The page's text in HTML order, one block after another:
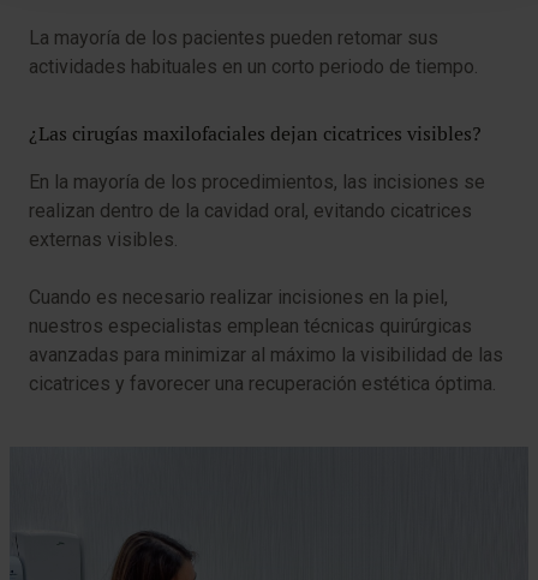
La mayoría de los pacientes pueden retomar sus
actividades habituales en un corto periodo de tiempo.
¿Las cirugías maxilofaciales dejan cicatrices visibles?
En la mayoría de los procedimientos, las incisiones se
realizan dentro de la cavidad oral, evitando cicatrices
externas visibles.
Cuando es necesario realizar incisiones en la piel,
nuestros especialistas emplean técnicas quirúrgicas
avanzadas para minimizar al máximo la visibilidad de las
cicatrices y favorecer una recuperación estética óptima.